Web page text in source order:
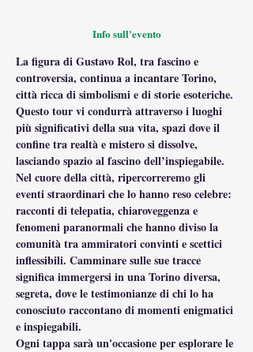
Info sull'evento
La figura di Gustavo Rol, tra fascino e
controversia, continua a incantare Torino,
città ricca di simbolismi e di storie esoteriche.
Questo tour vi condurrà attraverso i luoghi
più significativi della sua vita, spazi dove il
confine tra realtà e mistero si dissolve,
lasciando spazio al fascino dell’inspiegabile.
Nel cuore della città, ripercorreremo gli
eventi straordinari che lo hanno reso celebre:
racconti di telepatia, chiaroveggenza e
fenomeni paranormali che hanno diviso la
comunità tra ammiratori convinti e scettici
inflessibili. Camminare sulle sue tracce
significa immergersi in una Torino diversa,
segreta, dove le testimonianze di chi lo ha
conosciuto raccontano di momenti enigmatici
e inspiegabili.
Ogni tappa sarà un'occasione per esplorare le